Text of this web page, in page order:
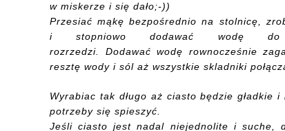
w miskerze i się dało;-))
Przesiać mąkę bezpośrednio na stolnicę,
i stopniowo dodawać wodę do
rozrzedzi. Dodawać wodę rownocześnie
resztę wody i sól aż wszystkie skladniki po
Wyrabiac tak długo aż ciasto będzie gładkie
potrzeby się spieszyć.
Jeśli ciasto jest nadal niejednolite i suche,